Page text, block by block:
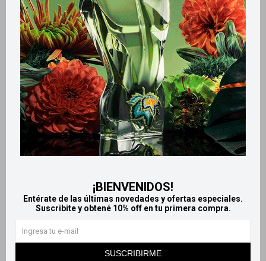
¡BIENVENIDOS!
Entérate de las últimas novedades y ofertas especiales.
Suscribite y obtené 10% off en tu primera compra.
SUSCRIBIRME
Retiros gratuitos en tiendas
Productos que te pueden interesar